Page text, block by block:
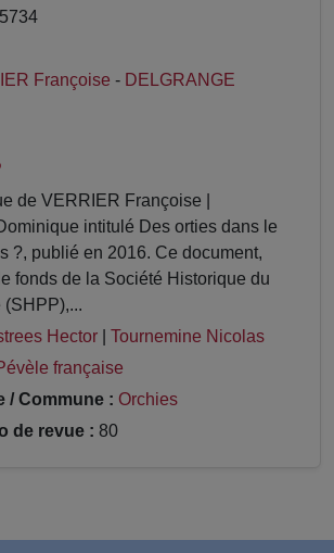
5734
Françoise - DELGRANGE
de VERRIER Françoise |
intitulé Des orties dans le
?, publié en 2016. Ce document,
fonds de la Société Historique du
(SHPP),...
Hector
Tournemine Nicolas
française
/ Commune : Orchies
de revue : 80